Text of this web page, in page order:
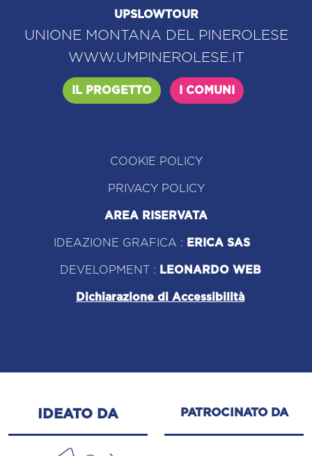
UPSLOWTOUR
UNIONE MONTANA DEL PINEROLESE
WWW.UMPINEROLESE.IT
IL PROGETTO I COMUNI
COOKIE POLICY
PRIVACY POLICY
AREA RISERVATA
IDEAZIONE GRAFICA : ERICA SAS
DEVELOPMENT : LEONARDO WEB
Dichiarazione di Accessibilità
IDEATO DA PATROCINATO DA